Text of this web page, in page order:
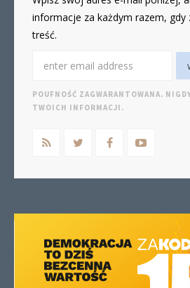
informacje za każdym razem, gdy
treść.
POUFNOŚĆ ZAGWARANTOWANA.
TWOICH INFORMACJI.